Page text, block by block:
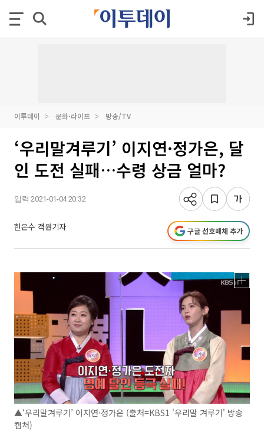
이투데이 문화·라이프 방송/TV
‘우리말겨루기’ 이지연·정가은, 달
인 도전 실패…수령 상금 얼마?
입력 2021-01-04 20:32
한은수 객원기자 구글 선호매체 추가
▲‘우리말겨루기’ 이지연·정가은 (출처=KBS1 '우리말 겨루기' 방송
캡처)